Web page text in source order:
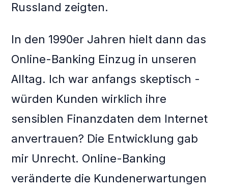
Russland zeigten.
In den 1990er Jahren hielt dann das
Online-Banking Einzug in unseren
Alltag. Ich war anfangs skeptisch -
würden Kunden wirklich ihre
sensiblen Finanzdaten dem Internet
anvertrauen? Die Entwicklung gab
mir Unrecht. Online-Banking
veränderte die Kundenerwartungen